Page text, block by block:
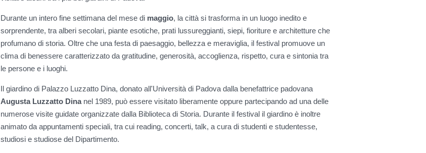
Durante un intero fine settimana del mese di maggio, la città si trasforma in un luogo inedito e
sorprendente, tra alberi secolari, piante esotiche, prati lussureggianti, siepi, fioriture e architetture che
profumano di storia. Oltre che una festa di paesaggio, bellezza e meraviglia, il festival promuove un
clima di benessere caratterizzato da gratitudine, generosità, accoglienza, rispetto, cura e sintonia tra
le persone e i luoghi.
Il giardino di Palazzo Luzzatto Dina, donato all'Università di Padova dalla benefattrice padovana
Augusta Luzzatto Dinanel 1989, può essere visitato liberamente oppure partecipando ad una delle
numerose visite guidate organizzate dalla Biblioteca di Storia. Durante il festival il giardino è inoltre
animato da appuntamenti speciali, tra cui reading, concerti, talk, a cura di studenti e studentesse,
studiosi e studiose del Dipartimento.